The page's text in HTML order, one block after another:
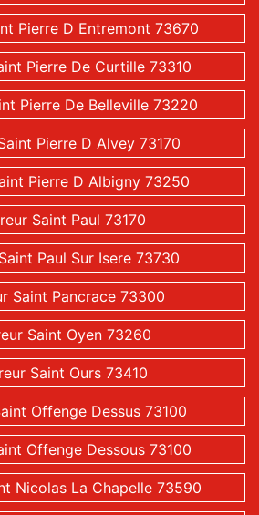
Pierre D Entremont 73670
Pierre De Curtille 73310
Pierre De Belleville 73220
Pierre D Alvey 73170
Pierre D Albigny 73250
Saint Paul 73170
Paul Sur Isere 73730
Saint Pancrace 73300
Saint Oyen 73260
Saint Ours 73410
Offenge Dessus 73100
Offenge Dessous 73100
Nicolas La Chapelle 73590